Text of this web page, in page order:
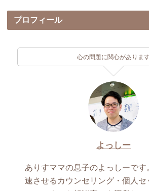
プロフィール
心の問題に関心があります
よっしー
ありすママの息子のよっしーです
速させるカウンセリング・個人セ